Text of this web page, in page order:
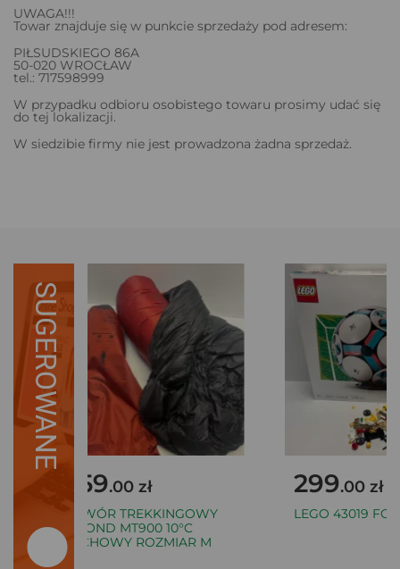
UWAGA!!!
Towar znajduje się w punkcie sprzedaży pod adresem:
PIŁSUDSKIEGO 86A
50-020 WROCŁAW
tel.: 717598999
W przypadku odbioru osobistego towaru prosimy udać się
do tej lokalizacji.
W siedzibie firmy nie jest prowadzona żadna sprzedaż.
SUGEROWANE
459.00 zł
ŚPIWÓR TREKKINGOWY
SIMOND MT900 10°C
PUCHOWY ROZMIAR M
299.00 zł
LEGO 43019